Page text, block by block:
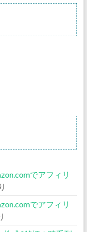
でアフィリ
でアフィリ